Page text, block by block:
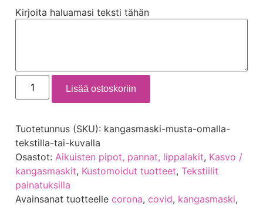
Kirjoita haluamasi teksti tähän
Lisää ostoskoriin
Tuotetunnus (SKU): kangasmaski-musta-omalla-
tekstilla-tai-kuvalla
Osastot: Aikuisten pipot, pannat, lippalakit, Kasvo /
kangasmaskit, Kustomoidut tuotteet, Tekstiilit
painatuksilla
Avainsanat tuotteelle corona, covid, kangasmaski,